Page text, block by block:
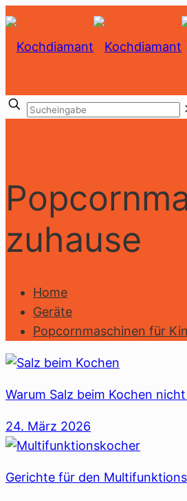
zuhause
Home
Geräte
Popcornmaschinen für
Warum Salz beim Kochen
24. März 2026
Gerichte für den